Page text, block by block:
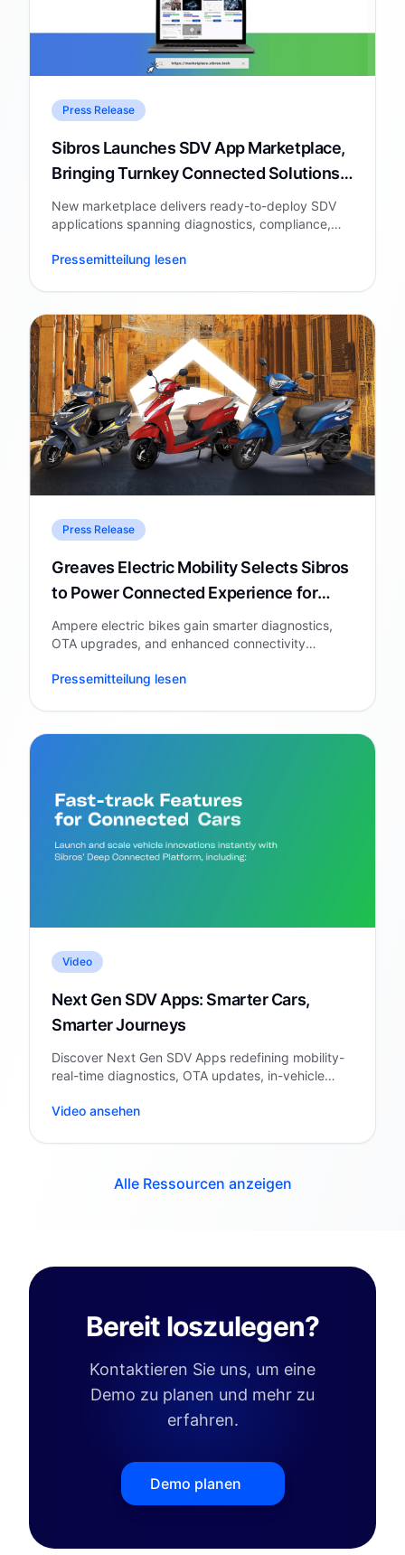
Press Release
Sibros Launches SDV App Marketplace,
Bringing Turnkey Connected Solutions
to Automakers and Fleets
New marketplace delivers ready-to-deploy SDV
applications spanning diagnostics, compliance,
powered consumer experiences.
Pressemitteilung lesen
Press Release
Greaves Electric Mobility Selects Sibros
to Power Connected Experience for
Ampere Electric Bike
Ampere electric bikes gain smarter diagnostics,
OTA upgrades, and enhanced connectivity
Pressemitteilung lesen
Video
Next Gen SDV Apps: Smarter Cars,
Smarter Journeys
Discover Next Gen SDV Apps redefining mobility-
real-time diagnostics, OTA updates, in-vehicle
Video ansehen
Alle Ressourcen anzeigen
Bereit loszulegen?
Kontaktieren Sie uns, um eine
Demo zu planen und mehr zu
erfahren.
Demo planen